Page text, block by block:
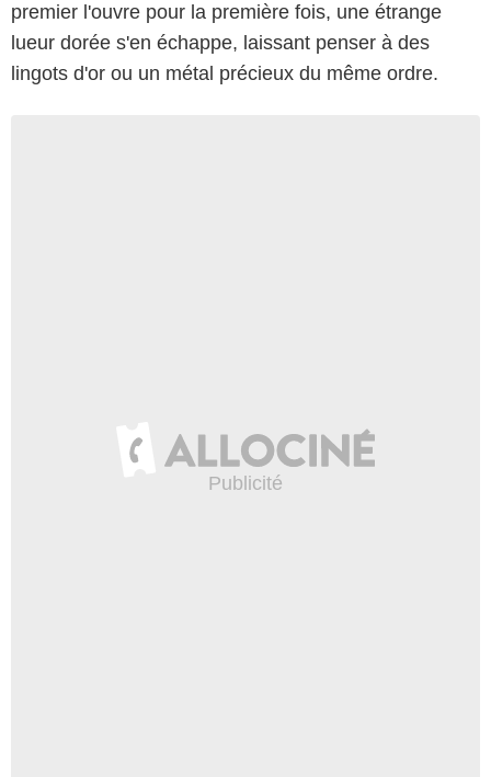
premier l'ouvre pour la première fois, une étrange
lueur dorée s'en échappe, laissant penser à des
lingots d'or ou un métal précieux du même ordre.